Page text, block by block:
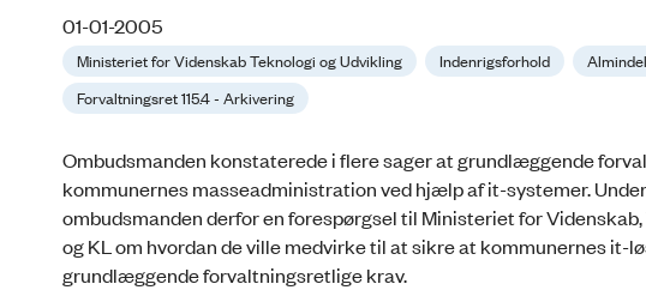
01-01-2005
Ministeriet for Videnskab Teknologi og Udvikling Indenrigsforhold
Forvaltningsret 115.4 - Arkivering
Ombudsmanden konstaterede i flere sager at grundlæggende
kommunernes masseadministration ved hjælp af it-systemer.
ombudsmanden derfor en forespørgsel til Ministeriet for
og KL om hvordan de ville medvirke til at sikre at kommunernes
grundlæggende forvaltningsretlige krav.